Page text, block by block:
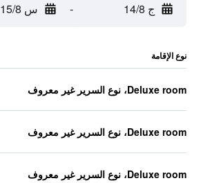
ج 14/8 - س 15/8
نوع الإقامة
Deluxe room، نوع السرير غير معروف
Deluxe room، نوع السرير غير معروف
Deluxe room، نوع السرير غير معروف